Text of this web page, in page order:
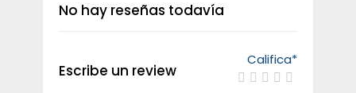
No hay reseñas todavía
Escribe un review
Califica*